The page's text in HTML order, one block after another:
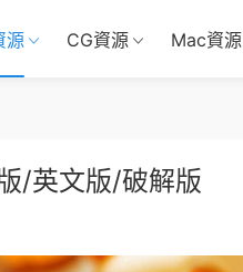
源 CG資源 Mac資源
/英文版/破解版